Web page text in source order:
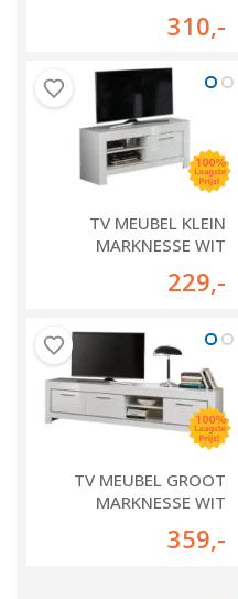
310,-
TV MEUBEL KLEIN
MARKNESSE WIT
229,-
TV MEUBEL GROOT
MARKNESSE WIT
359,-